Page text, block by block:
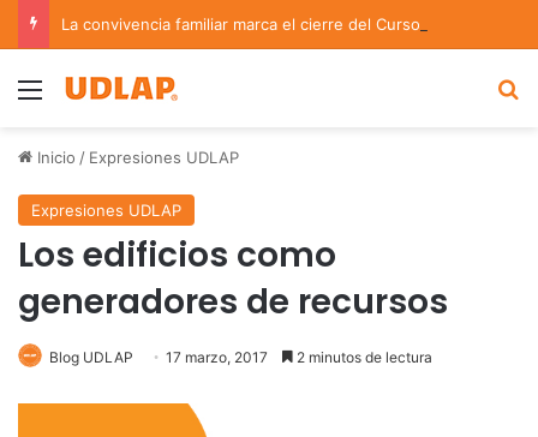
Menu
Inicio / Expresiones UDLAP
Expresiones UDLAP
Los edificios como
generadores de recursos
Blog UDLAP 17 marzo, 2017 2 minutos de lectura